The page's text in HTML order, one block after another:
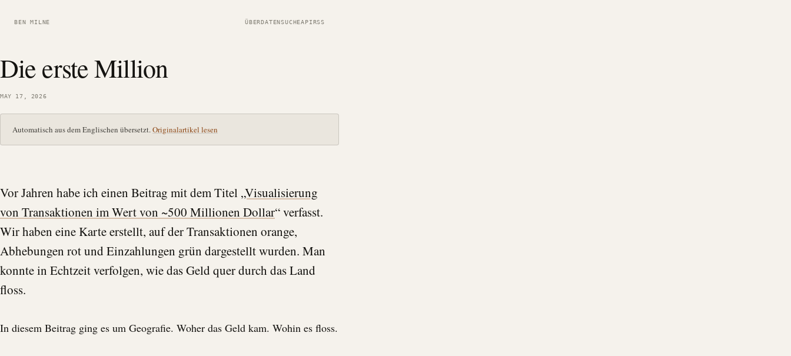
BEN MILNE ÜBERDATENSUCHEAPIRSS
Die erste Million
MAY 17, 2026
Automatisch aus dem Englischen übersetzt.Originalartikel lesen
Vor Jahren habe ich einen Beitrag mit dem Titel „Visualisierung
von Transaktionen im Wert von ~500 Millionen Dollar“ verfasst.
Wir haben eine Karte erstellt, auf der Transaktionen orange,
Abhebungen rot und Einzahlungen grün dargestellt wurden. Man
konnte in Echtzeit verfolgen, wie das Geld quer durch das Land
floss.
In diesem Beitrag ging es um Geografie. Woher das Geld kam. Wohin es floss.